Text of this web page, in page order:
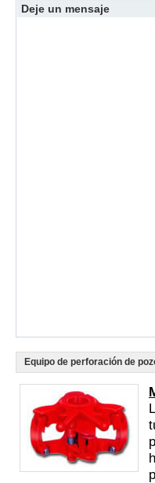
Deje un mensaje
Equipo de perforación de